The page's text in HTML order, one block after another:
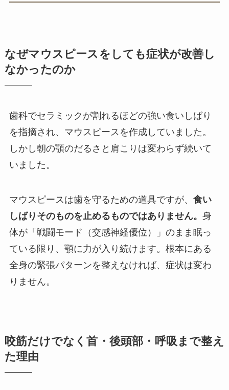
なぜマウスピースをしても症状が改善し
なかったのか
歯科でセラミックが割れるほどの強い食いしばり
を指摘され、マウスピースを作成していました。
しかし朝の顎のだるさと肩こりは変わらず続いて
いました。
マウスピースは歯を守るための道具ですが、 食い
しばりそのものを止めるものではありません。 身
体が「戦闘モード（交感神経優位）」のまま眠っ
ている限り、顎に力が入り続けます。根本にある
全身の緊張パターンを整えなければ、症状は変わ
りません。
咬筋だけでなく首・後頭部・呼吸まで整え
た理由